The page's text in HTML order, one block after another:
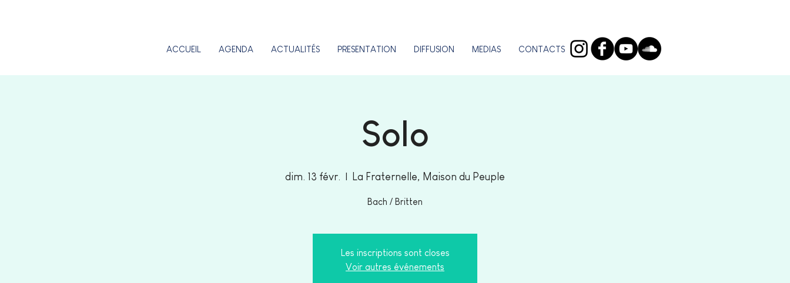
ACCUEIL AGENDA ACTUALITÉS PRESENTATION DIFFUSION MEDIAS CONTACTS
Solo
dim. 13 févr. La Fraternelle, Maison du Peuple
Bach / Britten
Les inscriptions sont closes
Voir autres événements